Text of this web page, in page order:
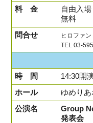
自由入場
無料
ヒロファ
TEL 03-
14:30開
ゆめり
Group
発表会